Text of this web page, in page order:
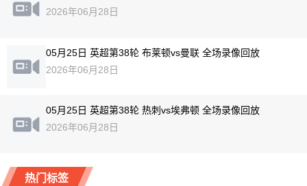
2026年06月28日
05月25日 英超第38轮 布莱顿vs曼联 全场录像回放
2026年06月28日
05月25日 英超第38轮 热刺vs埃弗顿 全场录像回放
2026年06月28日
热门标签